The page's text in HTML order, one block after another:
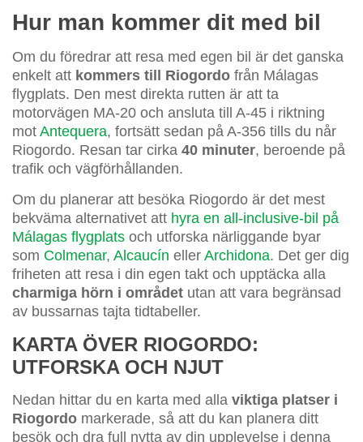
Hur man kommer dit med bil
Om du föredrar att resa med egen bil är det ganska
enkelt att kommers till Riogordo från Málagas
flygplats. Den mest direkta rutten är att ta
motorvägen MA-20 och ansluta till A-45 i riktning
mot Antequera, fortsätt sedan på A-356 tills du når
Riogordo. Resan tar cirka 40 minuter, beroende på
trafik och vägförhållanden.
Om du planerar att besöka Riogordo är det mest
bekväma alternativet att hyra en all-inclusive-bil på
Málagas flygplats och utforska närliggande byar
som Colmenar, Alcaucín eller Archidona. Det ger dig
friheten att resa i din egen takt och upptäcka alla
charmiga hörn i området utan att vara begränsad
av bussarnas tajta tidtabeller.
KARTA ÖVER RIOGORDO:
UTFORSKA OCH NJUT
Nedan hittar du en karta med alla viktiga platser i
Riogordo markerade, så att du kan planera ditt
besök och dra full nytta av din upplevelse i denna